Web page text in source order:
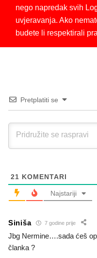
nego napredak svih
uvjeravanja. Ako
budete li respektirali
Pretplatiti se
21 KOMENTARI
Najstariji
Siniša 7 godine prije
Jbg Nermine….sada ćeš
članka ?